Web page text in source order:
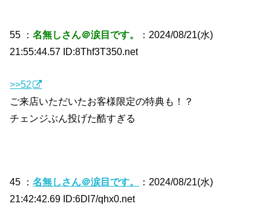
55 ：名無しさん＠涙目です。
：2024/08/21(水)
21:55:44.57 ID:8Thf3T350.net
>>52
ご来店いただいたお客様限定の特典も！？
チェンジぶん投げた酷すぎる
45 ：名無しさん＠涙目です。
：2024/08/21(水)
21:42:42.69 ID:6Dl7/qhx0.net